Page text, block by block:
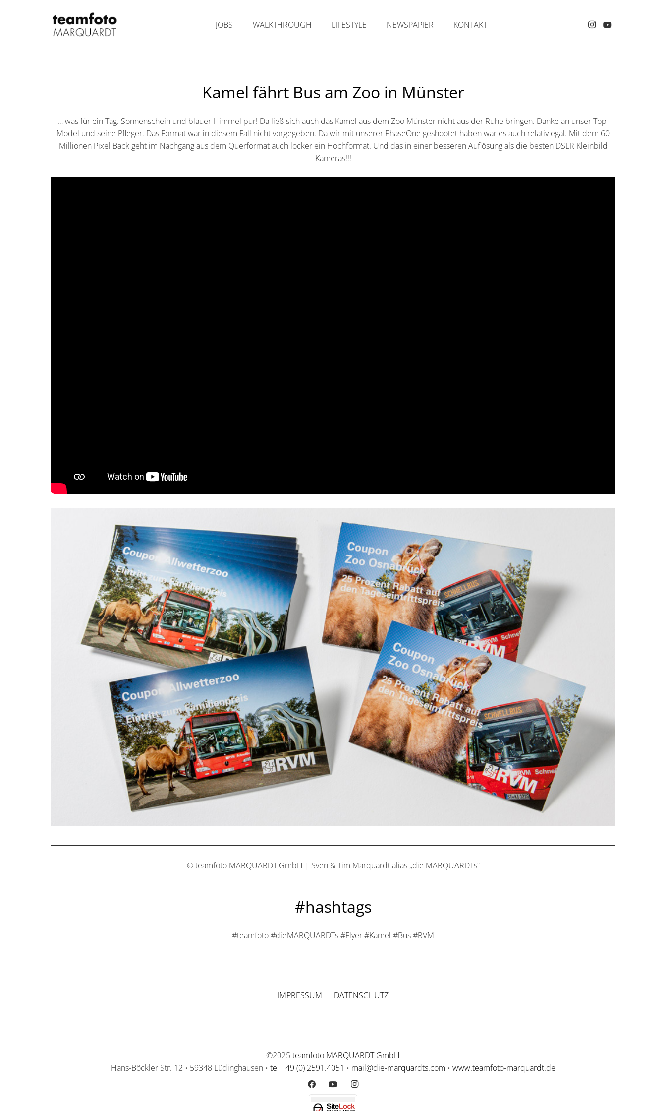
JOBS WALKTHROUGH LIFESTYLE NEWSPAPIER KONTAKT
Kamel fährt Bus am Zoo in Münster
… was für ein Tag. Sonnenschein und blauer Himmel pur! Da ließ sich auch das Kamel aus dem Zoo Münster nicht aus der Ruhe bringen. Danke an unser Top-
Model und seine Pfleger. Das Format war in diesem Fall nicht vorgegeben. Da wir mit unserer PhaseOne geshootet haben war es auch relativ egal. Mit dem 60
Millionen Pixel Back geht im Nachgang aus dem Querformat auch locker ein Hochformat. Und das in einer besseren Auflösung als die besten DSLR Kleinbild
Kameras!!!
© teamfoto MARQUARDT GmbH | Sven & Tim Marquardt alias „die MARQUARDTs“
#hashtags
#teamfoto #dieMARQUARDTs #Flyer #Kamel #Bus #RVM
IMPRESSUM DATENSCHUTZ
©2025 teamfoto MARQUARDT GmbH
Hans-Böckler Str. 12 • 59348 Lüdinghausen • tel +49 (0) 2591.4051 • mail@die-marquardts.com • www.teamfoto-marquardt.de